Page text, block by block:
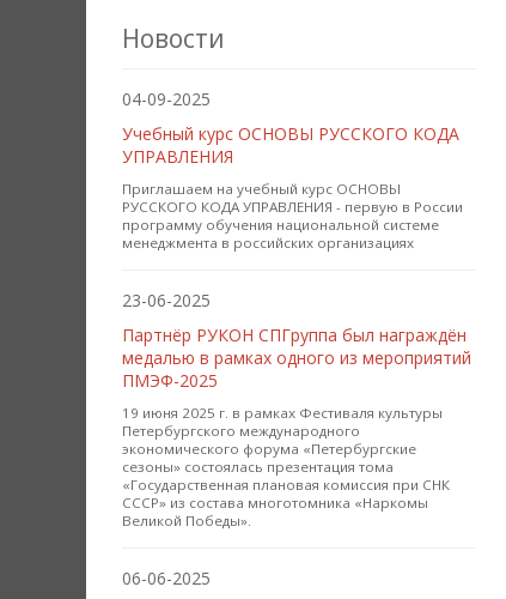
Новости
04-09-2025
Учебный курс ОСНОВЫ РУССКОГО КОДА
УПРАВЛЕНИЯ
Приглашаем на учебный курс ОСНОВЫ
РУССКОГО КОДА УПРАВЛЕНИЯ - первую в России
программу обучения национальной системе
менеджмента в российских организациях
23-06-2025
Партнёр РУКОН СПГруппа был награждён
медалью в рамках одного из мероприятий
ПМЭФ-2025
19 июня 2025 г. в рамках Фестиваля культуры
Петербургского международного
экономического форума «Петербургские
сезоны» состоялась презентация тома
«Государственная плановая комиссия при СНК
СССР» из состава многотомника «Наркомы
Великой Победы».
06-06-2025